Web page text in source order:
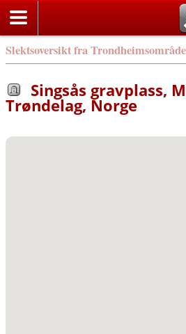
Slektsoversikt fra
Singsås gravplass,
Trøndelag, Norge